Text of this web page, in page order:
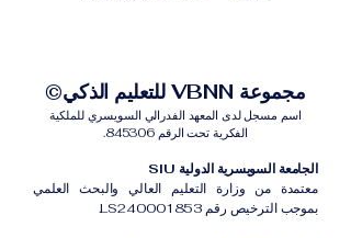
مجموعة VBNN للتعليم الذكي©
اسم مسجل لدى المعهد الفدرالي السويسري للملكية
الفكرية تحت الرقم 845306.
الجامعة السويسرية الدولية SIU
معتمدة من وزارة التعليم العالي والبحث العلمي
بموجب الترخيص رقم LS240001853.